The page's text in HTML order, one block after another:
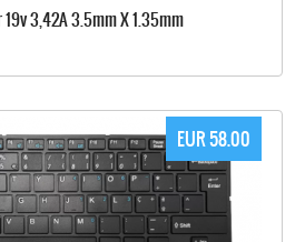
3,42A 3.5mm X 1.35mm
EUR 58.00